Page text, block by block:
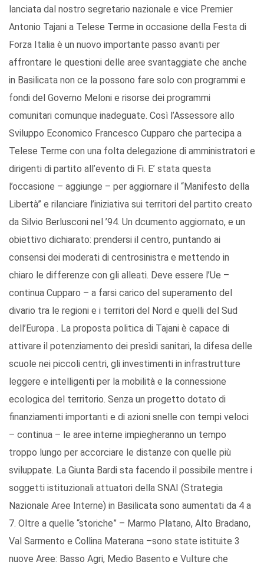
lanciata dal nostro segretario nazionale e vice Premier
Antonio Tajani a Telese Terme in occasione della Festa di
Forza Italia è un nuovo importante passo avanti per
affrontare le questioni delle aree svantaggiate che anche
in Basilicata non ce la possono fare solo con programmi e
fondi del Governo Meloni e risorse dei programmi
comunitari comunque inadeguate. Così l’Assessore allo
Sviluppo Economico Francesco Cupparo che partecipa a
Telese Terme con una folta delegazione di amministratori e
dirigenti di partito all’evento di Fi. E’ stata questa
l’occasione – aggiunge – per aggiornare il “Manifesto della
Libertà” e rilanciare l’iniziativa sui territori del partito creato
da Silvio Berlusconi nel ’94. Un dcumento aggiornato, e un
obiettivo dichiarato: prendersi il centro, puntando ai
consensi dei moderati di centrosinistra e mettendo in
chiaro le differenze con gli alleati. Deve essere l’Ue –
continua Cupparo – a farsi carico del superamento del
divario tra le regioni e i territori del Nord e quelli del Sud
dell’Europa . La proposta politica di Tajani è capace di
attivare il potenziamento dei presìdi sanitari, la difesa delle
scuole nei piccoli centri, gli investimenti in infrastrutture
leggere e intelligenti per la mobilità e la connessione
ecologica del territorio. Senza un progetto dotato di
finanziamenti importanti e di azioni snelle con tempi veloci
– continua – le aree interne impiegheranno un tempo
troppo lungo per accorciare le distanze con quelle più
sviluppate. La Giunta Bardi sta facendo il possibile mentre i
soggetti istituzionali attuatori della SNAI (Strategia
Nazionale Aree Interne) in Basilicata sono aumentati da 4 a
7. Oltre a quelle “storiche” – Marmo Platano, Alto Bradano,
Val Sarmento e Collina Materana –sono state istituite 3
nuove Aree: Basso Agri, Medio Basento e Vulture che